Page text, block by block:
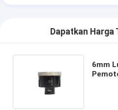
Dapatkan Harga
6mm